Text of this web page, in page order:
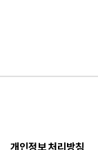
개인정보 처리방침